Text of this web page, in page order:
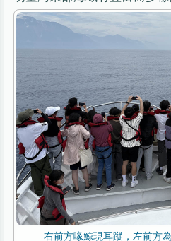
右前方喙鯨現耳蹤，左前方